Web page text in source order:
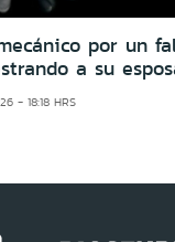
por un
a su
- 18:18 HRS